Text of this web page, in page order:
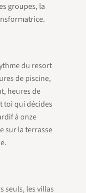
groupes, la
du resort
de piscine,
heures de
toi qui décides
à onze
sur la terrasse
seuls, les villas